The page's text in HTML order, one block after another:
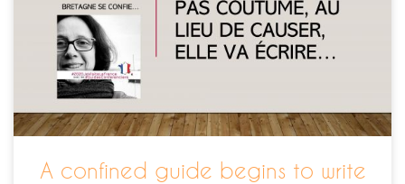
A confined guide begins to write